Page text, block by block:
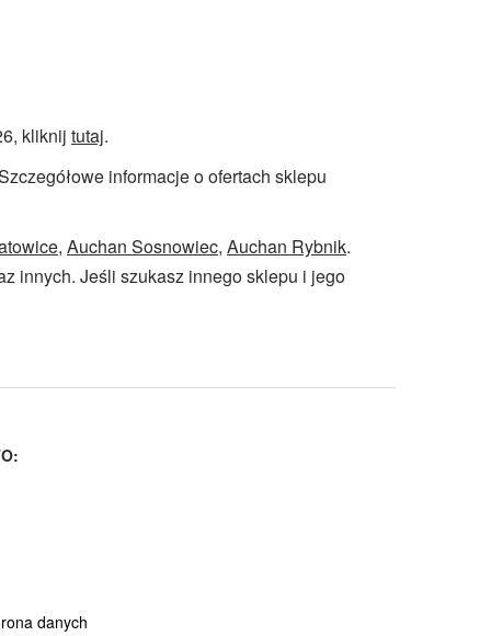
kliknij tutaj.
informacje o ofertach sklepu
, Auchan Sosnowiec, Auchan Rybnik.
innych. Jeśli szukasz innego sklepu i jego
danych